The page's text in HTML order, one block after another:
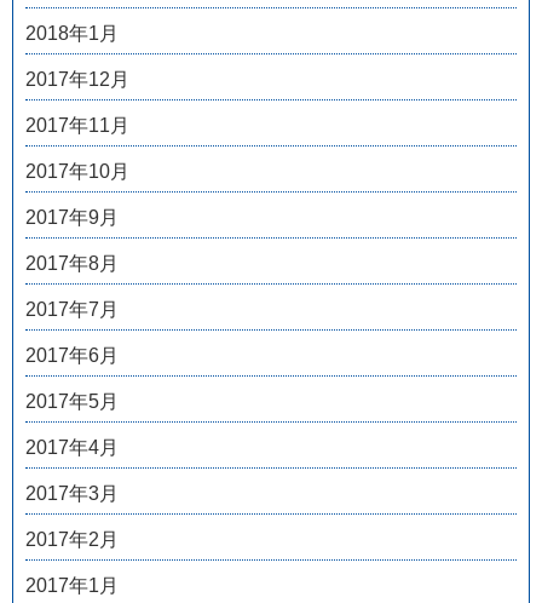
2018年1月
2017年12月
2017年11月
2017年10月
2017年9月
2017年8月
2017年7月
2017年6月
2017年5月
2017年4月
2017年3月
2017年2月
2017年1月